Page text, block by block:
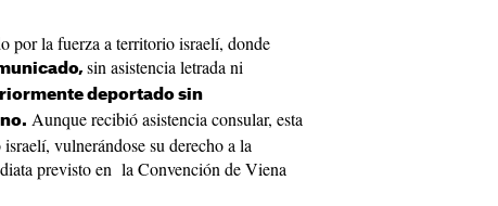
por la fuerza a territorio israelí, donde
sin asistencia letrada ni
deportado sin
Aunque recibió asistencia consular, esta
vulnerándose su derecho a la
previsto en la Convención de Viena